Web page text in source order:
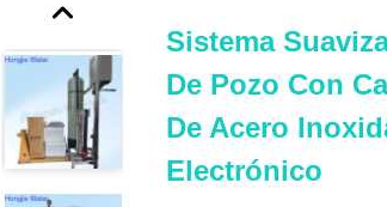
Sistema
De Pozo Con
De Acero
Electrónico